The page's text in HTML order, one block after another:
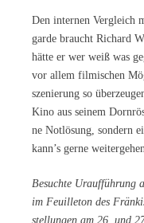
Den in­ter­nen Ver­gleich
gar­de braucht Ri­chard
hät­te er wer weiß was
vor al­lem fil­mi­schen
sze­nie­rung so
Kino aus sei­nem
ne Not­lö­sung, son­dern
kann’s ger­ne
Be­such­te Ur­auf­füh­rung
im Feuil­le­ton des
stel­lun­gen am 26. und